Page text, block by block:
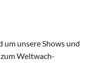
unsere Shows und
Weltwach-